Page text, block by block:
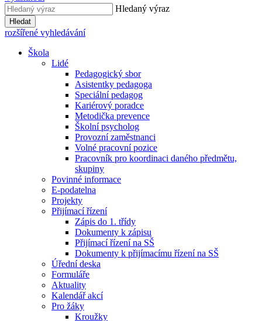
Hledaný výraz
Hledat
rozšířené vyhledávání
Škola
Lidé
Pedagogický sbor
Asistentky pedagoga
Speciální pedagog
Kariérový poradce
Metodička prevence
Školní psycholog
Provozní zaměstnanci
Volné pracovní pozice
Pracovník pro koordinaci daného předmětu,
skupiny
Povinné informace
E-podatelna
Projekty
Přijímací řízení
Zápis do 1. třídy
Dokumenty k zápisu
Přijímací řízení na SŠ
Dokumenty k přijímacímu řízení na SŠ
Úřední deska
Formuláře
Aktuality
Kalendář akcí
Pro žáky
Kroužky